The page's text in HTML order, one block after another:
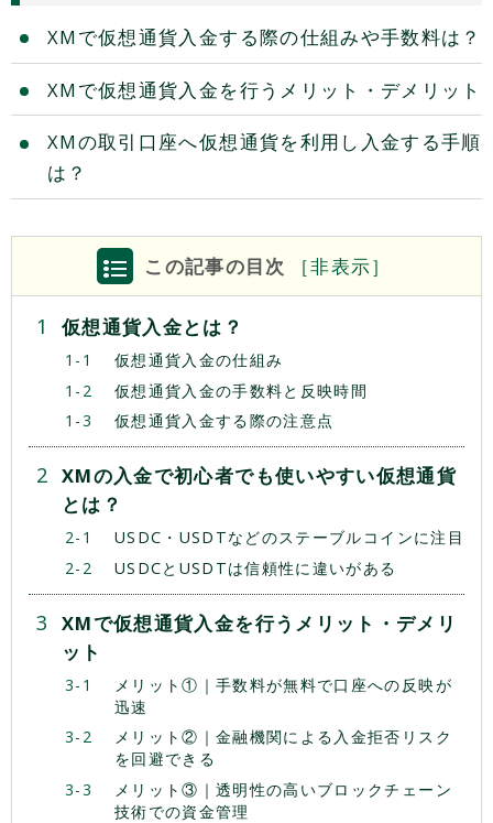
XMで仮想通貨入金する際の仕組みや手数料は？
XMで仮想通貨入金を行うメリット・デメリット
XMの取引口座へ仮想通貨を利用し入金する手順
は？
この記事の目次 ［非表示］
仮想通貨入金とは？
仮想通貨入金の仕組み
仮想通貨入金の手数料と反映時間
仮想通貨入金する際の注意点
XMの入金で初心者でも使いやすい仮想通貨
とは？
USDC・USDTなどのステーブルコインに注目
USDCとUSDTは信頼性に違いがある
XMで仮想通貨入金を行うメリット・デメリ
ット
メリット①｜手数料が無料で口座への反映が
迅速
メリット②｜金融機関による入金拒否リスク
を回避できる
メリット③｜透明性の高いブロックチェーン
技術での資金管理